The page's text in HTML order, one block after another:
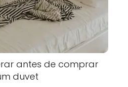
antes de comprar
duvet